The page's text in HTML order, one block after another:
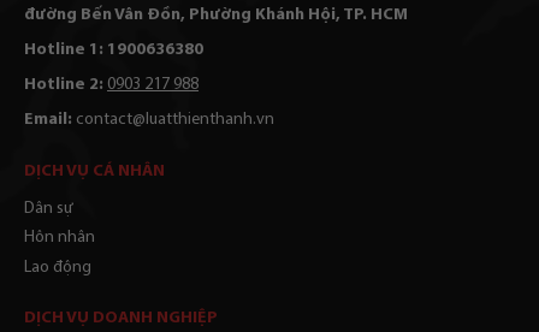
đường Bến Vân Đồn, Phường Khánh Hội, TP. HCM
Hotline 1: 1900636380
Hotline 2: 0903 217 988
Email: contact@luatthienthanh.vn
DỊCH VỤ CÁ NHÂN
Dân sự
Hôn nhân
Lao động
DỊCH VỤ DOANH NGHIỆP